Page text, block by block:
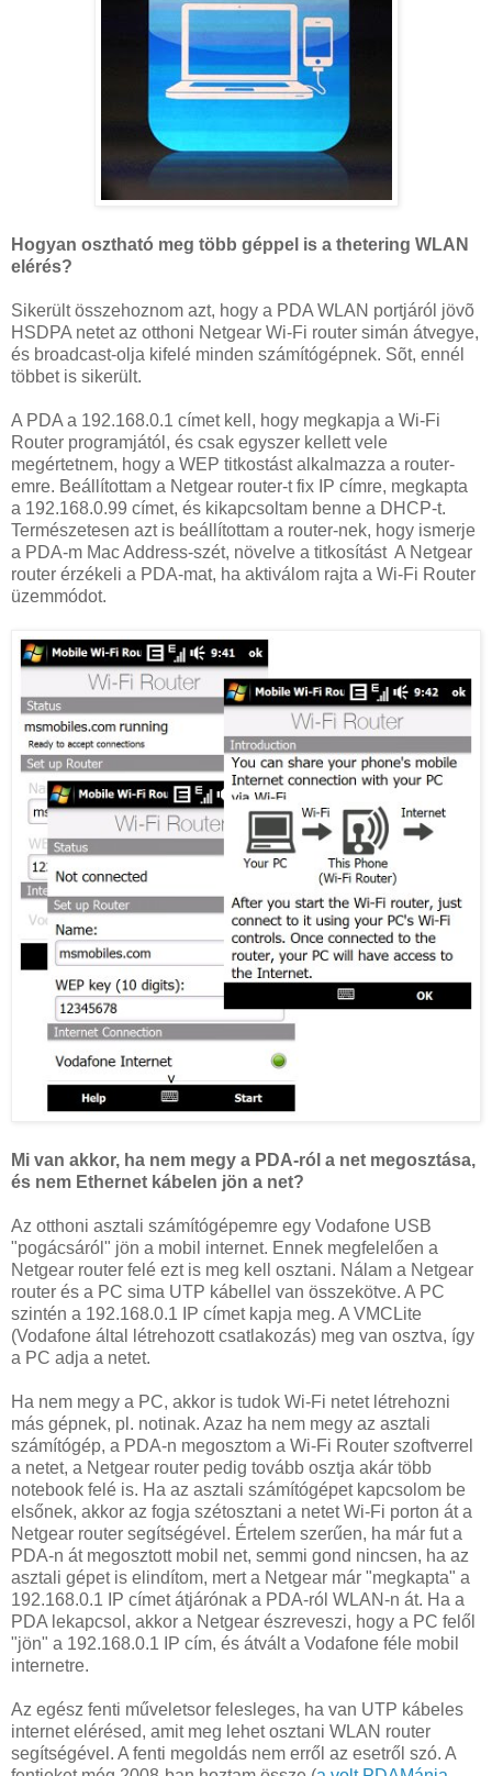
Hogyan osztható meg több géppel is a thetering WLAN
elérés?
Sikerült összehoznom azt, hogy a PDA WLAN portjáról jövõ
HSDPA netet az otthoni Netgear Wi-Fi router simán átvegye,
és broadcast-olja kifelé minden számítógépnek. Sõt, ennél
többet is sikerült.
A PDA a 192.168.0.1 címet kell, hogy megkapja a Wi-Fi
Router programjától, és csak egyszer kellett vele
megértetnem, hogy a WEP titkostást alkalmazza a router-
emre. Beállítottam a Netgear router-t fix IP címre, megkapta
a 192.168.0.99 címet, és kikapcsoltam benne a DHCP-t.
Természetesen azt is beállítottam a router-nek, hogy ismerje
a PDA-m Mac Address-szét, növelve a titkosítást A Netgear
router érzékeli a PDA-mat, ha aktiválom rajta a Wi-Fi Router
üzemmódot.
Mi van akkor, ha nem megy a PDA-ról a net megosztása,
és nem Ethernet kábelen jön a net?
Az otthoni asztali számítógépemre egy Vodafone USB
"pogácsáról" jön a mobil internet. Ennek megfelelően a
Netgear router felé ezt is meg kell osztani. Nálam a Netgear
router és a PC sima UTP kábellel van összekötve. A PC
szintén a 192.168.0.1 IP címet kapja meg. A VMCLite
(Vodafone által létrehozott csatlakozás) meg van osztva, így
a PC adja a netet.
Ha nem megy a PC, akkor is tudok Wi-Fi netet létrehozni
más gépnek, pl. notinak. Azaz ha nem megy az asztali
számítógép, a PDA-n megosztom a Wi-Fi Router szoftverrel
a netet, a Netgear router pedig tovább osztja akár több
notebook felé is. Ha az asztali számítógépet kapcsolom be
elsőnek, akkor az fogja szétosztani a netet Wi-Fi porton át a
Netgear router segítségével. Értelem szerűen, ha már fut a
PDA-n át megosztott mobil net, semmi gond nincsen, ha az
asztali gépet is elindítom, mert a Netgear már "megkapta" a
192.168.0.1 IP címet átjárónak a PDA-ról WLAN-n át. Ha a
PDA lekapcsol, akkor a Netgear észreveszi, hogy a PC felől
"jön" a 192.168.0.1 IP cím, és átvált a Vodafone féle mobil
internetre.
Az egész fenti műveletsor felesleges, ha van UTP kábeles
internet elérésed, amit meg lehet osztani WLAN router
segítségével. A fenti megoldás nem erről az esetről szó. A